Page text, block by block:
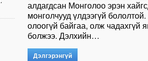
алдагдсан Монголоо эрэн
монголчууд үлдээгүй
олоо­гүй байгаа, олж чадахгүй
болжээ. Дэл­хийн…
Дэлгэрэнгүй